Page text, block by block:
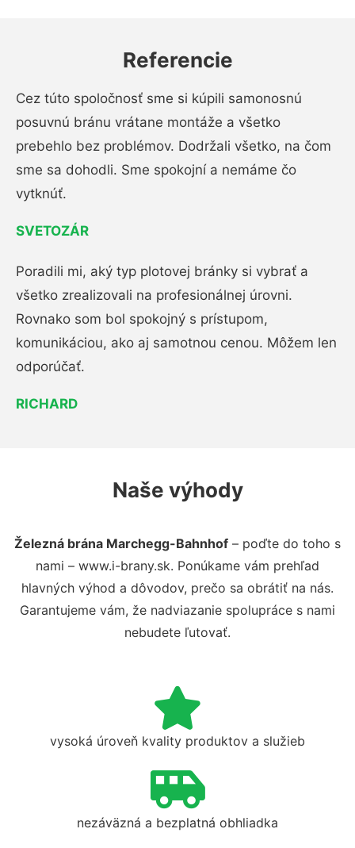
Referencie
Cez túto spoločnosť sme si kúpili samonosnú
posuvnú bránu vrátane montáže a všetko
prebehlo bez problémov. Dodržali všetko, na čom
sme sa dohodli. Sme spokojní a nemáme čo
vytknúť.
SVETOZÁR
Poradili mi, aký typ plotovej bránky si vybrať a
všetko zrealizovali na profesionálnej úrovni.
Rovnako som bol spokojný s prístupom,
komunikáciou, ako aj samotnou cenou. Môžem len
odporúčať.
RICHARD
Naše výhody
Železná brána Marchegg-Bahnhof – poďte do toho s
nami – www.i-brany.sk. Ponúkame vám prehľad
hlavných výhod a dôvodov, prečo sa obrátiť na nás.
Garantujeme vám, že nadviazanie spolupráce s nami
nebudete ľutovať.
vysoká úroveň kvality produktov a služieb
nezáväzná a bezplatná obhliadka